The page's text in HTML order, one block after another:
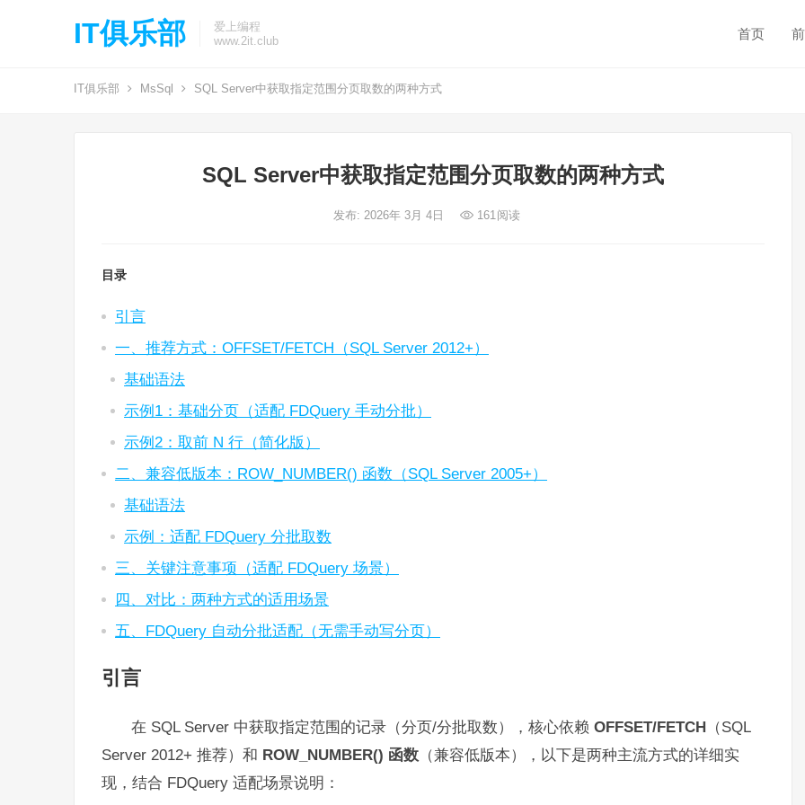
IT俱乐部
爱上编程
www.2it.club
首页
IT俱乐部 MsSql SQL Server中获取指定范围分页取数的两种方式
SQL Server中获取指定范围分页取数的两种方式
发布: 2026年 3月 4日 161阅读
目录
引言
一、推荐方式：OFFSET/FETCH（SQL Server 2012+）
基础语法
示例1：基础分页（适配 FDQuery 手动分批）
示例2：取前 N 行（简化版）
二、兼容低版本：ROW_NUMBER() 函数（SQL Server 2005+）
基础语法
示例：适配 FDQuery 分批取数
三、关键注意事项（适配 FDQuery 场景）
四、对比：两种方式的适用场景
五、FDQuery 自动分批适配（无需手动写分页）
引言
在 SQL Server 中获取指定范围的记录（分页/分批取数），核心依赖 OFFSET/FETCH （SQL
Server 2012+ 推荐）和 ROW_NUMBER() 函数 （兼容低版本），以下是两种主流方式的详细实
现，结合 FDQuery 适配场景说明：